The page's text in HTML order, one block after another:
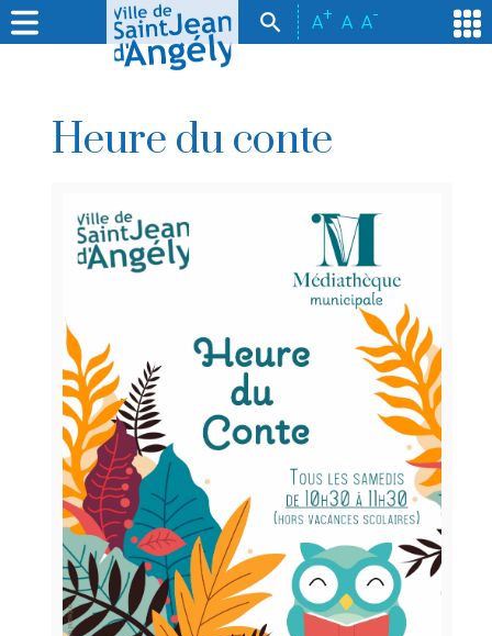
A+ A A-
Heure du conte